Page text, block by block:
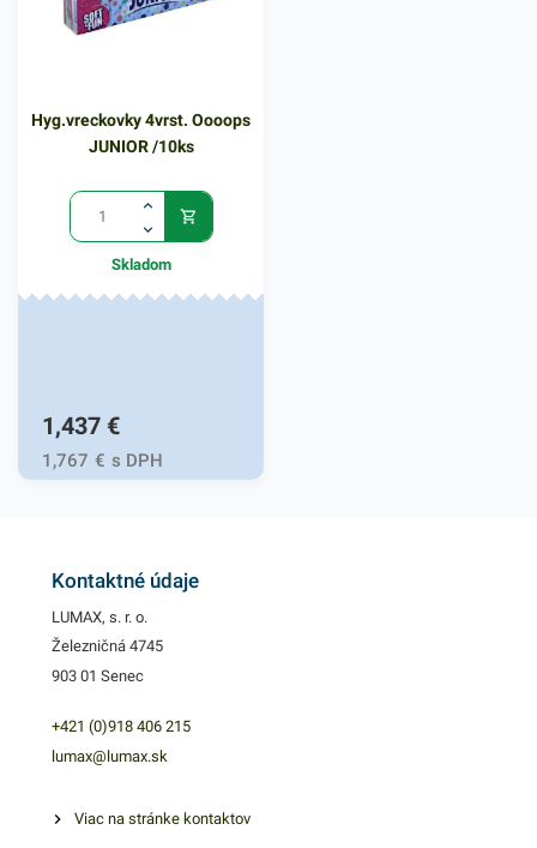
Hyg.vreckovky 4vrst. Oooops
JUNIOR /10ks
Skladom
1,437 €
1,767 € s DPH
Kontaktné údaje
LUMAX, s. r. o.
Železničná 4745
903 01 Senec
+421 (0)918 406 215
lumax@lumax.sk
Viac na stránke kontaktov